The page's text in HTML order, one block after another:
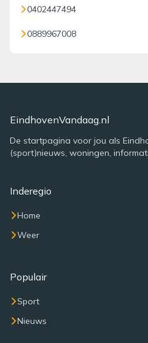
0402447494
0889967008
EindhovenVandaag.nl
De startpagina voor jou als
(sport)nieuws, woningen,
Inderegio
Home
Weer
Populair
Sport
Nieuws